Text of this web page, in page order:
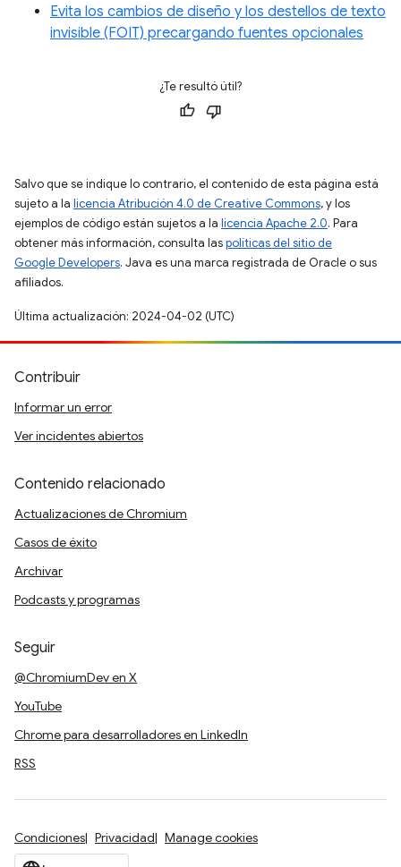
Evita los cambios de diseño y los destellos de texto
invisible (FOIT) precargando fuentes opcionales
¿Te resultó útil?
Salvo que se indique lo contrario, el contenido de esta página está
sujeto a la licencia Atribución 4.0 de Creative Commons, y los
ejemplos de código están sujetos a la licencia Apache 2.0. Para
obtener más información, consulta laspolíticas del sitio de
Google Developers. Java es una marca registrada de Oracle o sus
afiliados.
Última actualización: 2024-04-02 (UTC)
Contribuir
Informar un error
Ver incidentes abiertos
Contenido relacionado
Actualizaciones de Chromium
Casos de éxito
Archivar
Podcasts y programas
Seguir
@ChromiumDev en X
YouTube
Chrome para desarrolladores en LinkedIn
RSS
Condiciones Privacidad Manage cookies